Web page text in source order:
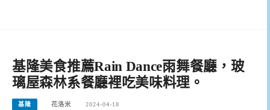
基隆美食推薦Rain Dance雨舞餐廳，玻
璃屋森林系餐廳裡吃美味料理。
基隆 花洛米 2024-04-18